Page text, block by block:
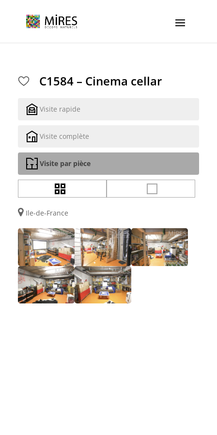
C1584 – Cinema cellar
Visite rapide
Visite complète
Visite par pièce
Ile-de-France